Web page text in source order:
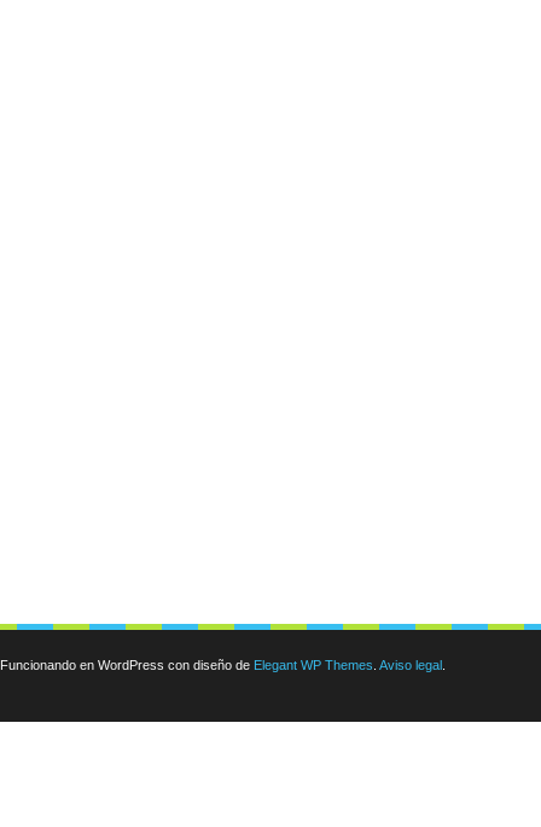
Funcionando en WordPress con diseño de Elegant WP Themes Aviso legal